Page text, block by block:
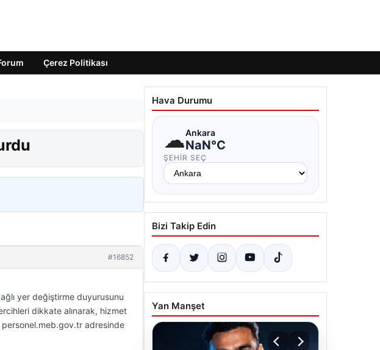
Çerez Politikası
#16852
yer değiştirme duyurusunu
dikkate alınarak, hizmet
personel.meb.gov.tr adresinde
Hava Durumu
☁Ankara
NaN°C
ŞEHIR SEÇ
Bizi Takip Edin
Yan Manşet